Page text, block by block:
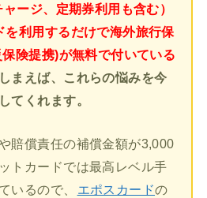
ージ、定期券利用も含む）
を利用するだけで海外旅行保
険提携)が無料で付いている
まえば、これらの悩みを今
てくれます。
賠償責任の補償金額が3,000
トカードでは最高レベル手
いるので、
エポスカードの